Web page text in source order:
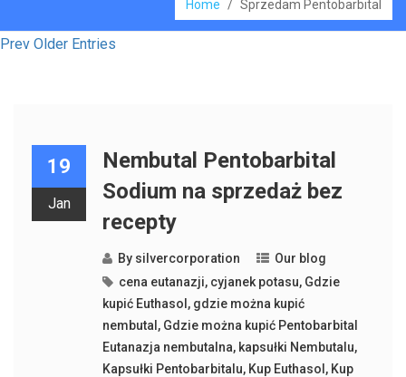
Home / Sprzedam Pentobarbital
Prev Older Entries
19
Jan
Nembutal Pentobarbital
Sodium na sprzedaż bez
recepty
By silvercorporation
Our blog
cena eutanazji, cyjanek potasu, Gdzie
kupić Euthasol , gdzie można kupić
nembutal , Gdzie można kupić Pentobarbital
Eutanazja nembutalna, kapsułki Nembutalu,
Kapsułki Pentobarbitalu, Kup Euthasol , Kup